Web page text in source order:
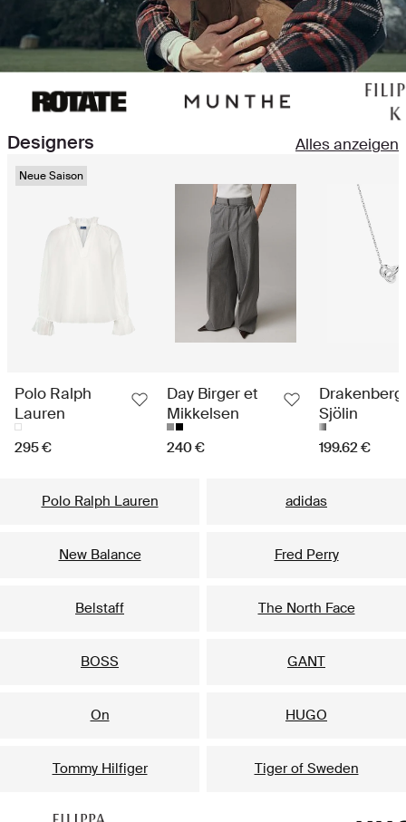
Designers Alles anzeigen
Neue Saison
Polo Ralph
Lauren
295 €
Day Birger et
Mikkelsen
240 €
Drakenberg
Sjölin
199.62 €
Polo Ralph Lauren adidas
New Balance Fred Perry
Belstaff The North Face
BOSS GANT
On HUGO
Tommy Hilfiger Tiger of Sweden